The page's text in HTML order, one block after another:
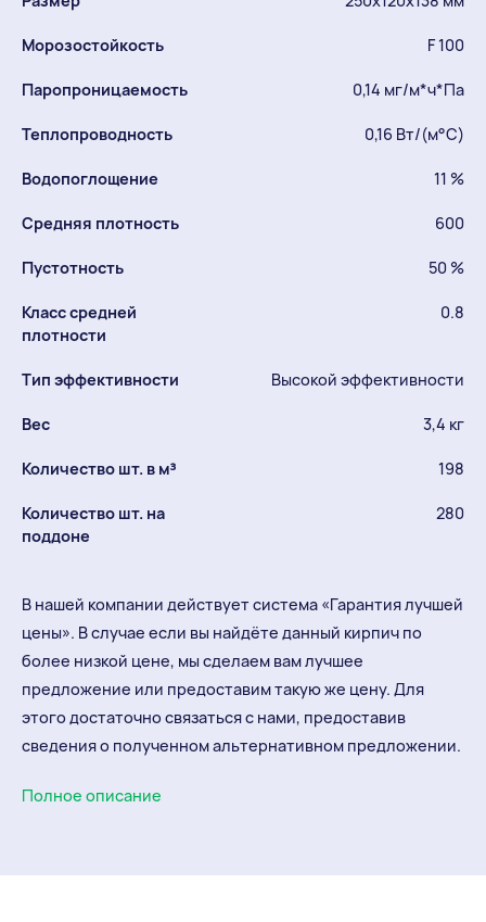
Морозостойкость F 100
Паропроницаемость 0,14 мг/м*ч*Па
Теплопроводность 0,16 Вт/(м°C)
Водопоглощение 11 %
Средняя плотность 600
Пустотность 50 %
Класс средней
плотности
0.8
Тип эффективности Высокой эффективности
Вес 3,4 кг
Количество шт. в м³ 198
Количество шт. на
поддоне
280
В нашей компании действует система «Гарантия лучшей
цены». В случае если вы найдёте данный кирпич по
более низкой цене, мы сделаем вам лучшее
предложение или предоставим такую же цену. Для
этого достаточно связаться с нами, предоставив
сведения о полученном альтернативном предложении.
Полное описание